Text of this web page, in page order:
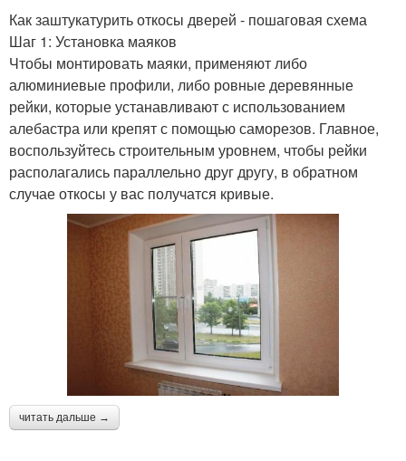
Как заштукатурить откосы дверей - пошаговая схема
Шаг 1: Установка маяков
Чтобы монтировать маяки, применяют либо
алюминиевые профили, либо ровные деревянные
рейки, которые устанавливают с использованием
алебастра или крепят с помощью саморезов. Главное,
воспользуйтесь строительным уровнем, чтобы рейки
располагались параллельно друг другу, в обратном
случае откосы у вас получатся кривые.
читать дальше →